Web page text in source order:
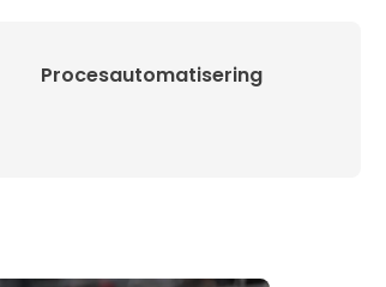
Procesautomatisering